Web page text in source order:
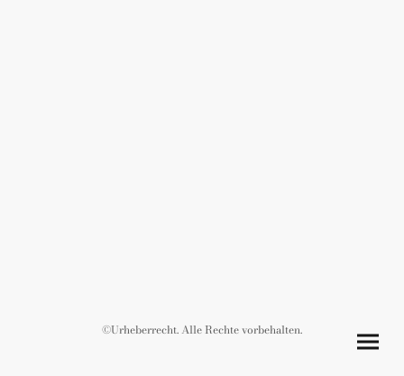
©Urheberrecht. Alle Rechte vorbehalten.